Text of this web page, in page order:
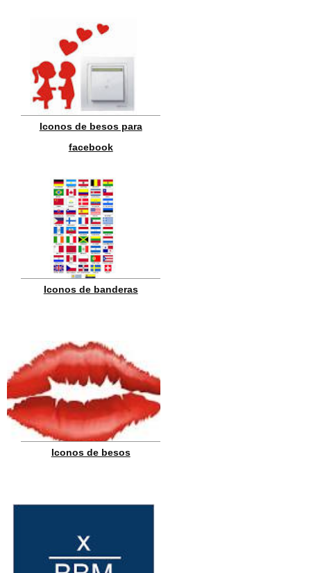
Iconos de besos para
facebook
Iconos de banderas
Iconos de besos